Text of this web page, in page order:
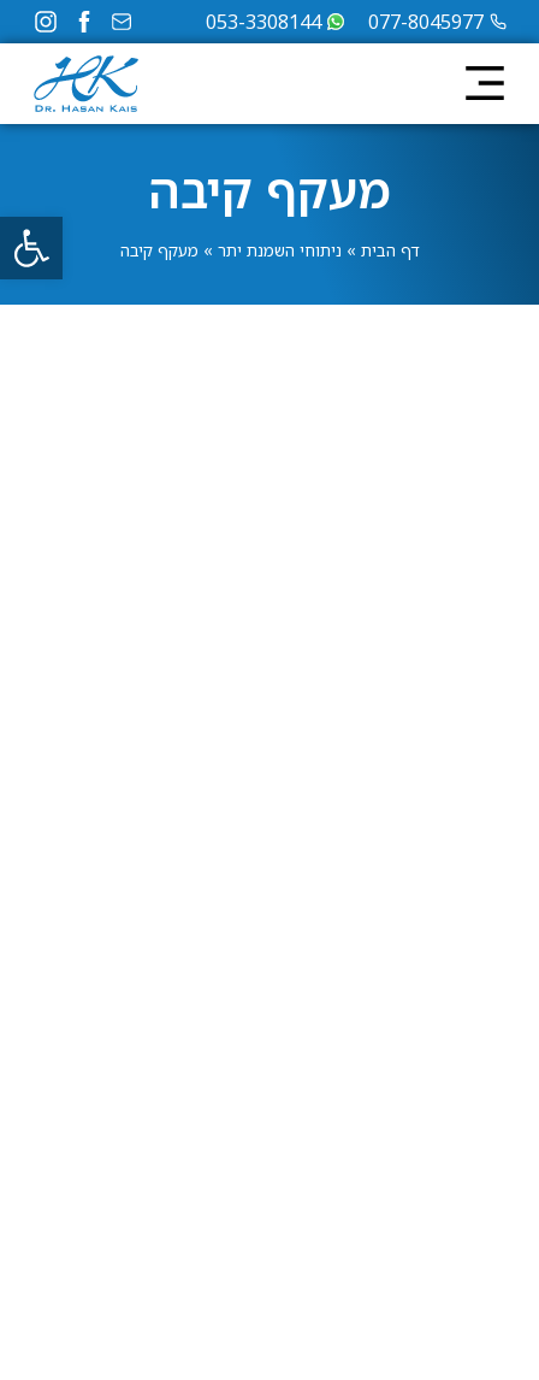
077-8045977
053-3308144
מעקף קיבה
דף הבית » ניתוחי השמנת יתר » מעקף קיבה